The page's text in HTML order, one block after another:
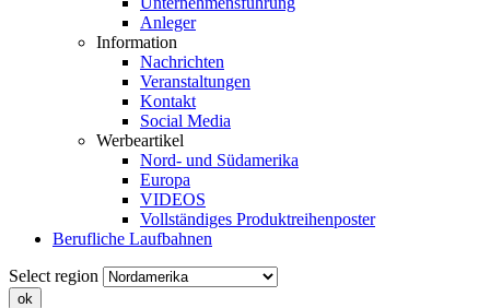
Anleger
Information
Nachrichten
Veranstaltungen
Kontakt
Social Media
Werbeartikel
Nord- und Südamerika
Europa
VIDEOS
Vollständiges Produktreihenposter
Berufliche Laufbahnen
Select region